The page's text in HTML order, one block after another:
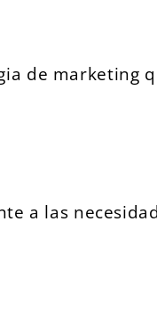
de marketing
a las